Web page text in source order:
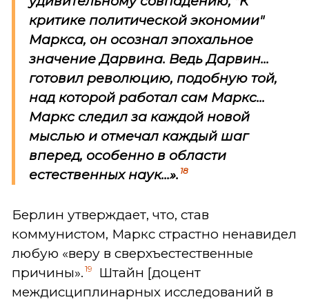
критике политической экономии"
Маркса, он осознал эпохальное
значение Дарвина. Ведь Дарвин...
готовил революцию, подобную той,
над которой работал сам Маркс...
Маркс следил за каждой новой
мыслью и отмечал каждый шаг
вперед, особенно в области
естественных наук...». 18
Берлин утверждает, что, став
коммунистом, Маркс страстно ненавидел
любую «веру в сверхъестественные
причины». 19
Штайн [доцент
междисциплинарных исследований в